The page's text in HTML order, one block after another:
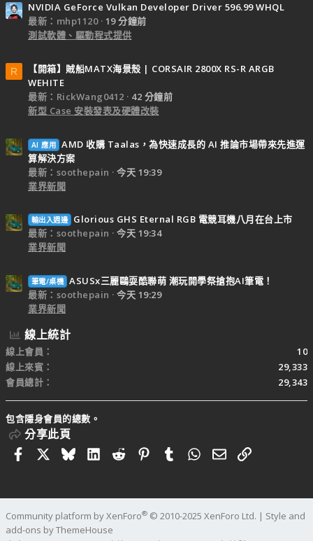
NVIDIA GeForce Vulkan Developer Driver 596.99 WHQL
最新：mhp1120
19 分鐘前
測試軟體、驅動程式提供
R
【開箱】賊船MATX海景殼 | CORSAIR 2800X RS-R ARGB
WEHITE
最新：RickWang0412
42 分鐘前
新型 Case 安裝發表及硬體改裝
AI 應用 AMD 收購 Taalas，為快速成長的 AI 推論市場帶來先進運
算解決方案
最新：soothepain
今天 19:39
業界新聞
輸出入週邊
Glorious GHS Eternal RGB 電競耳機八月在台上市
最新：soothepain
今天 19:34
業界新聞
筆電/桌機 ASUSx三麗鷗耍酷聯萌 潮玩開學祭搶抱AI筆電！
最新：soothepain
今天 19:29
業界新聞
線上統計
線上會員
10
線上來賓
29,333
會員總計
29,343
包含隱身會員的總數。
分享此頁
FacebookBlueskyLinkedIn
RedditPinterestTumblrWhatsApp
電子郵件
連結
Community platform by XenForo® © 2010-2025 XenForo Ltd. | Style and
add-ons by ThemeHouse